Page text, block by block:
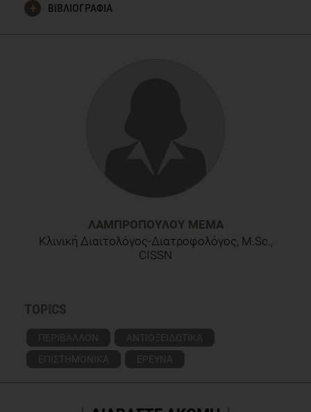
ΒΙΒΛΙΟΓΡΑΦΙΑ
ΛΑΜΠΡΟΠΟΎΛΟΥ ΜΈΜΑ
Κλινική Διαιτολόγος-Διατροφολόγος, M.Sc.,
CISSN
TOPICS
ΠΕΡΙΒΑΛΛΟΝ
ΑΝΤΙΟΞΕΙΔΩΤΙΚΑ
ΕΠΙΣΤΗΜΟΝΙΚΑ
ΕΡΕΥΝΑ